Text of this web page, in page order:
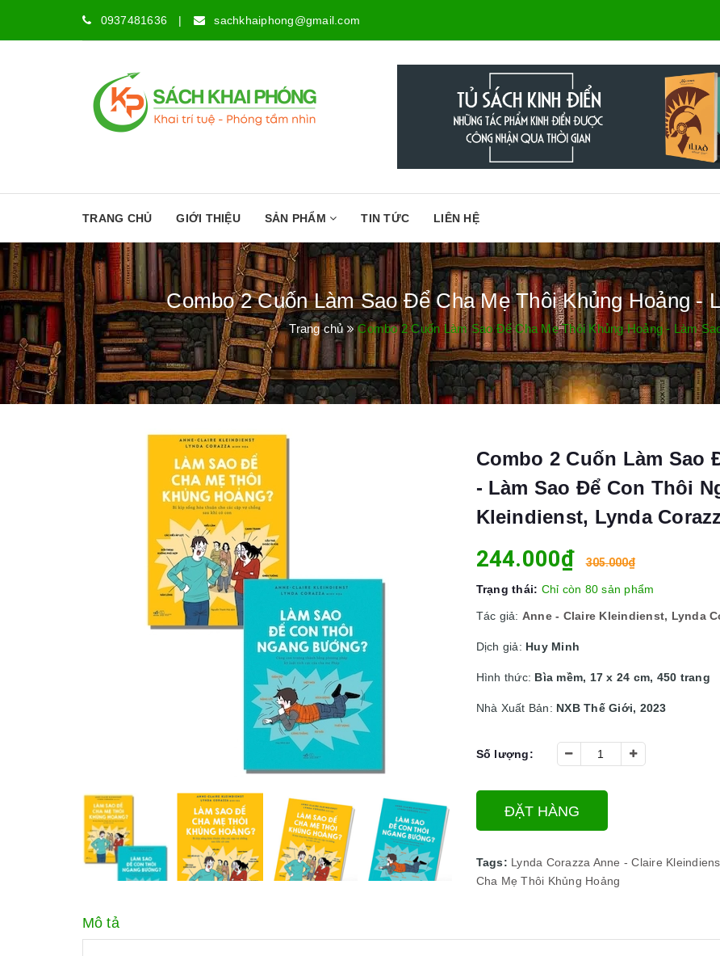
0937481636 | sachkhaiphong@gmail.com
TRANG CHỦ GIỚI THIỆU SẢN PHẨM TIN TỨC LIÊN HỆ
Combo 2 Cuốn Làm Sao Để Cha Mẹ Thôi Khủng Hoảng -
Trang chủ Combo 2 Cuốn Làm Sao Để Cha Mẹ Thôi Khủng Hoảng - Làm
Combo 2 Cuốn Làm Sao
- Làm Sao Để Con Thôi
Kleindienst, Lynda
244.000₫ 305.000₫
Trạng thái: Chỉ còn 80 sản phẩm
Tác giả: Anne - Claire Kleindienst, Lynda
Dịch giả: Huy Minh
Hình thức: Bìa mềm, 17 x 24 cm, 450 trang
Nhà Xuất Bản: NXB Thế Giới, 2023
Số lượng:
ĐẶT HÀNG
Tags: Lynda Corazza Anne - Claire
Cha Mẹ Thôi Khủng Hoảng
Mô tả